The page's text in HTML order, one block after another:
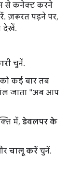
से कनेक्ट करने
ज़रूरत पड़ने पर,
देखें.
चुनें.
को कई बार तब
जाता "अब आप
में, डेवलपर के
चालू करें चुनें.